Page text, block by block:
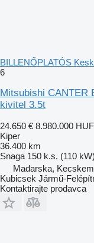
BILLENŐPLATÓS
6
Mitsubishi CANTER
kivitel 3.5t
24.650 € 8.980.000 HUF
Kiper
36.400 km
Snaga 150 k.s. (110 kW)
Mađarska,
Kubicsek Jármű-
Kontaktirajte prodavca